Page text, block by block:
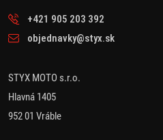
+421 905 203 392
objednavky@styx.sk
STYX MOTO s.r.o.
Hlavná 1405
952 01 Vráble